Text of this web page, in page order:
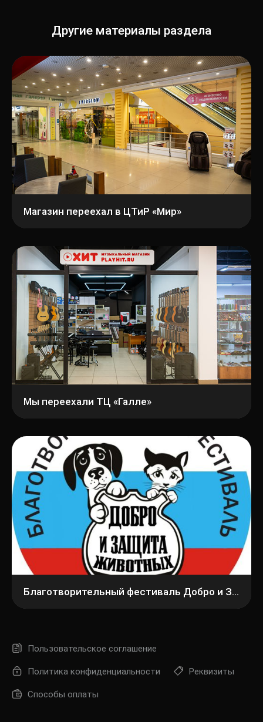
Другие материалы раздела
Магазин переехал в ЦТиР «Мир»
Мы переехали ТЦ «Галле»
Благотворительный фестиваль Добро и Защита Животных
Пользовательское соглашение
Политика конфиденциальности Реквизиты
Способы оплаты